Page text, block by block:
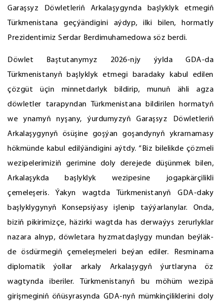
Garaşsyz Döwletleriň Arkalaşygynda başlyklyk etmegiň
Türkmenistana geçýändigini aýdyp, ilki bilen, hormatly
Prezidentimiz Serdar Berdimuhamedowa söz berdi.
Döwlet Baştutanymyz 2026-njy ýylda GDA-da
Türkmenistanyň başlyklyk etmegi baradaky kabul edilen
çözgüt üçin minnetdarlyk bildirip, munuň ähli agza
döwletler tarapyndan Türkmenistana bildirilen hormatyň
we ynamyň nyşany, ýurdumyzyň Garaşsyz Döwletleriň
Arkalaşygynyň ösüşine goşýan goşandynyň ykrarnamasy
hökmünde kabul edilýändigini aýtdy. “Biz bilelikde çözmeli
wezipelerimiziň gerimine doly derejede düşünmek bilen,
Arkalaşykda başlyklyk wezipesine jogapkärçilikli
çemeleşeris. Ýakyn wagtda Türkmenistanyň GDA-daky
başlyklygynyň Konsepsiýasy işlenip taýýarlanylar. Onda,
biziň pikirimizçe, häzirki wagtda has derwaýys zerurlyklar
nazara alnyp, döwletara hyzmatdaşlygy mundan beýläk-
de ösdürmegiň çemeleşmeleri beýan ediler. Resminama
diplomatik ýollar arkaly Arkalaşygyň ýurtlaryna öz
wagtynda iberiler. Türkmenistanyň bu möhüm wezipä
girişmeginiň öňüsyrasynda GDA-nyň mümkinçiliklerini doly